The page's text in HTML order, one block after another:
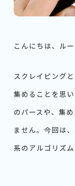
こんにちは、ル
スクレイピング
集めることを思
のパースや、集
ません。今回は
系のアルゴリズム